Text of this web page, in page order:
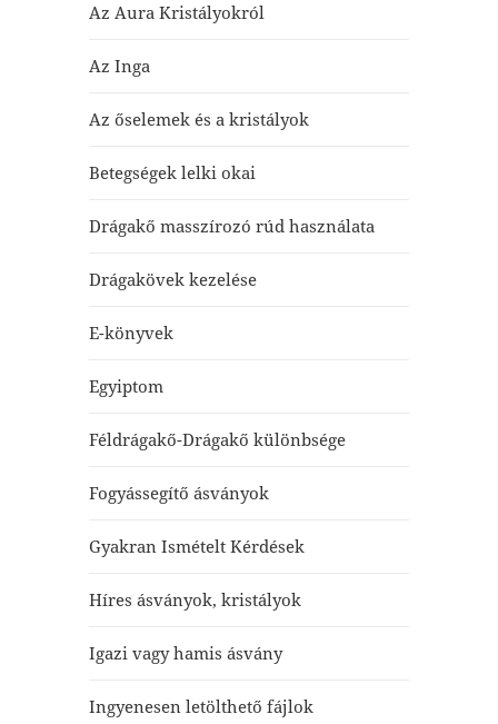
Az Aura Kristályokról
Az Inga
Az őselemek és a kristályok
Betegségek lelki okai
Drágakő masszírozó rúd használata
Drágakövek kezelése
E-könyvek
Egyiptom
Féldrágakő-Drágakő különbsége
Fogyássegítő ásványok
Gyakran Ismételt Kérdések
Híres ásványok, kristályok
Igazi vagy hamis ásvány
Ingyenesen letölthető fájlok